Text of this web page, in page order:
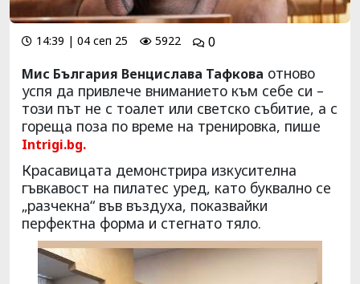
14:39 | 04 сеп 25 5922
0
Мис България Венцислава Тафкова отново
успя да привлече вниманието към себе си –
този път не с тоалет или светско събитие, а с
гореща поза по време на тренировка, пише
Intrigi.bg.
Красавицата демонстрира изкусителна
гъвкавост на пилатес уред, като буквално се
„разчекна“ във въздуха, показвайки
перфектна форма и стегнато тяло.